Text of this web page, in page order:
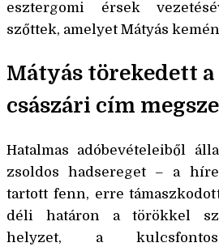
esztergomi érsek
szőttek, amelyet Mátyás
Mátyás törekedett
császári cím
Hatalmas adóbevételeiből
zsoldos hadsereget – a
tartott fenn, erre
déli határon a törökkel
helyzet, a